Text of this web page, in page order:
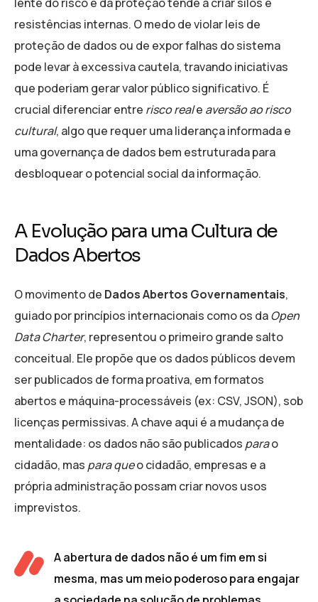
resistências internas. O medo de violar leis de
proteção de dados ou de expor falhas do sistema
pode levar à excessiva cautela, travando iniciativas
que poderiam gerar valor público significativo. É
crucial diferenciar entre risco reale aversão ao risco
cultural, algo que requer uma liderança informada e
uma governança de dados bem estruturada para
desbloquear o potencial social da informação.
A Evolução para uma Cultura de
Dados Abertos
O movimento de Dados Abertos Governamentais,
guiado por princípios internacionais como os daOpen
Data Charter, representou o primeiro grande salto
conceitual. Ele propõe que os dados públicos devem
ser publicados de forma proativa, em formatos
abertos e máquina-processáveis (ex: CSV, JSON), sob
licenças permissivas. A chave aqui é a mudança de
mentalidade: os dados não são publicados parao
cidadão, mas para queo cidadão, empresas e a
própria administração possam criar novos usos
imprevistos.
A abertura de dados não é um fim em si
mesma, mas um meio poderoso para engajar